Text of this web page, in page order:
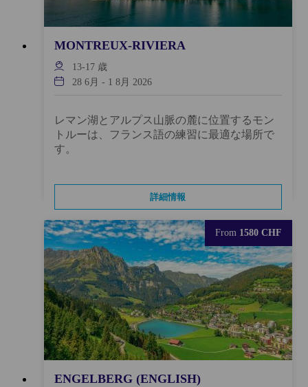
MONTREUX-RIVIERA
13-17 歳
28 6月 - 1 8月 2026
レマン湖とアルプス山脈の麓に位置するモン
トルーは、フランス語の練習に最適な場所で
す。
詳細情報
From 1580 CHF
ENGELBERG (ENGLISH)